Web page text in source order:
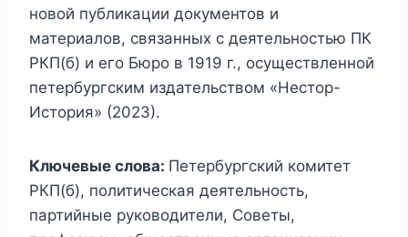
новой публикации документов и
материалов, связанных с деятельностью ПК
РКП(б) и его Бюро в 1919 г., осуществленной
петербургским издательством «Нестор-
История» (2023).
Ключевые слова: Петербургский комитет
РКП(б), политическая деятельность,
партийные руководители, Советы,